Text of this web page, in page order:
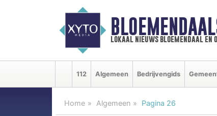
lokaal nieuws bloemendaal en
112 Algemeen Bedrijvengids
Home Algemeen Pagina 26